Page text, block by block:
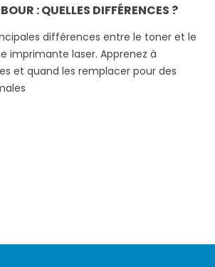
: QUELLES DIFFÉRENCES ?
différences entre le toner et le
imprimante laser. Apprenez à
et quand les remplacer pour des